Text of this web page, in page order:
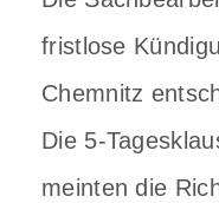
fristlose
Chemnitz
Die 5-
meinten die